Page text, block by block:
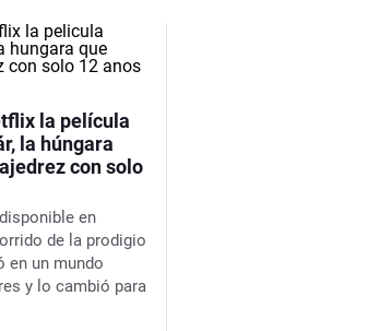
la película
la húngara
con solo
en
de la prodigio
en un mundo
y lo cambió para